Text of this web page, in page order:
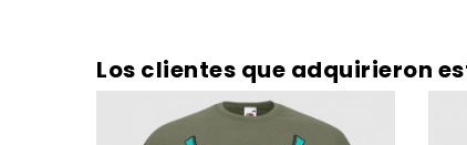
Los clientes que adquirieron